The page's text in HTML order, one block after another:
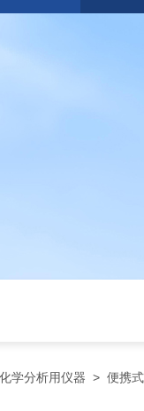
学分析用仪器 > 便携